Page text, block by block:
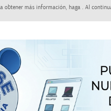
más información, haga . Al